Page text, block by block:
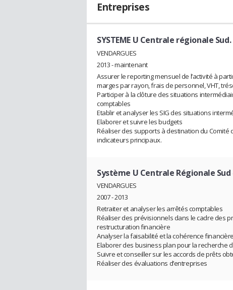
Entreprises
SYSTEME U Centrale régionale Sud.
VENDARGUES
2013 - maintenant
Assurer le reporting mensuel de l’activité à
marges par rayon, frais de personnel, VHT,
Participer à la clôture des situations
comptables
Etablir et analyser les SIG des situations
Elaborer et suivre les budgets
Réaliser des supports à destination du
indicateurs principaux.
Système U Centrale Régionale Sud
VENDARGUES
2007 - 2013
Retraiter et analyser les arrêtés comptables
Réaliser des prévisionnels dans le cadre des
restructuration financière
Analyser la faisabilité et la cohérence
Elaborer des business plan pour la recherche
Suivre et conseiller sur les accords de prêts
Réaliser des évaluations d’entreprises